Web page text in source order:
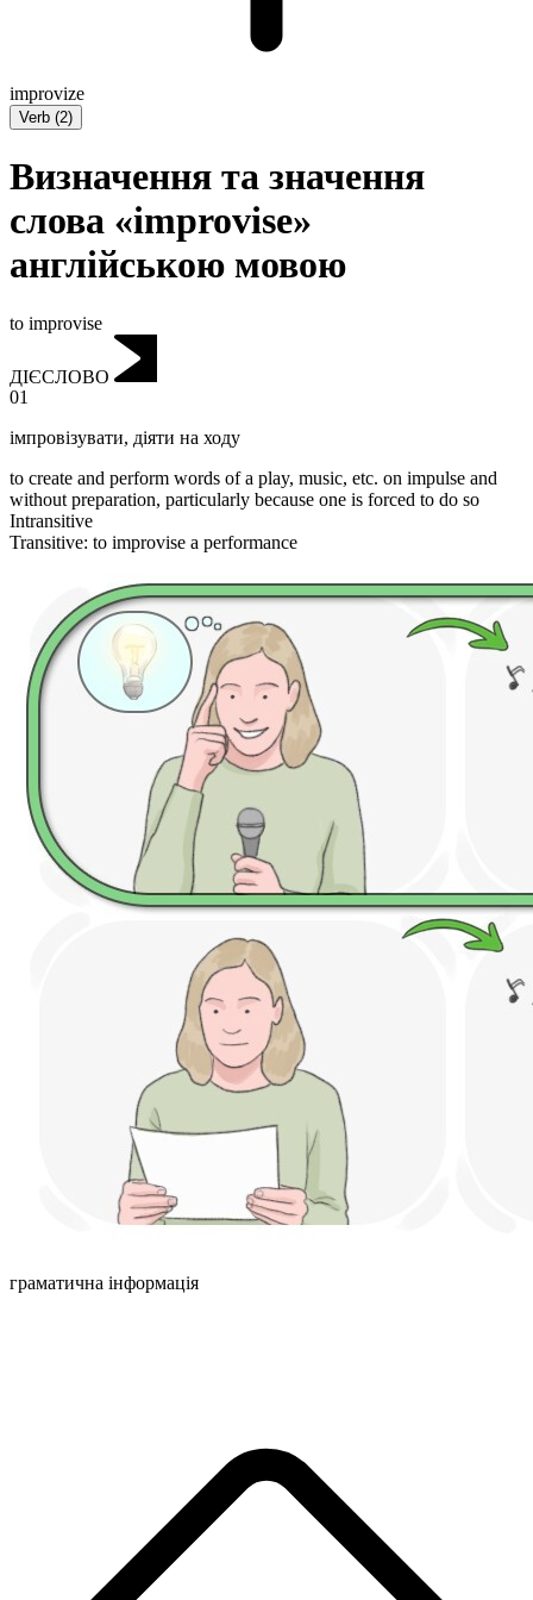
improvize
Verb (2)
Визначення та значення
слова «improvise»
англійською мовою
to improvise
ДІЄСЛОВО
01
імпровізувати, діяти на ходу
to create and perform words of a play, music, etc. on impulse and
without preparation, particularly because one is forced to do so
Intransitive
Transitive: to improvise a performance
граматична інформація